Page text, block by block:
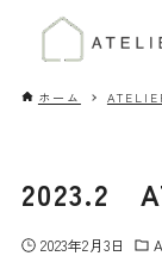
ホーム
2023.2
2023年2月3日